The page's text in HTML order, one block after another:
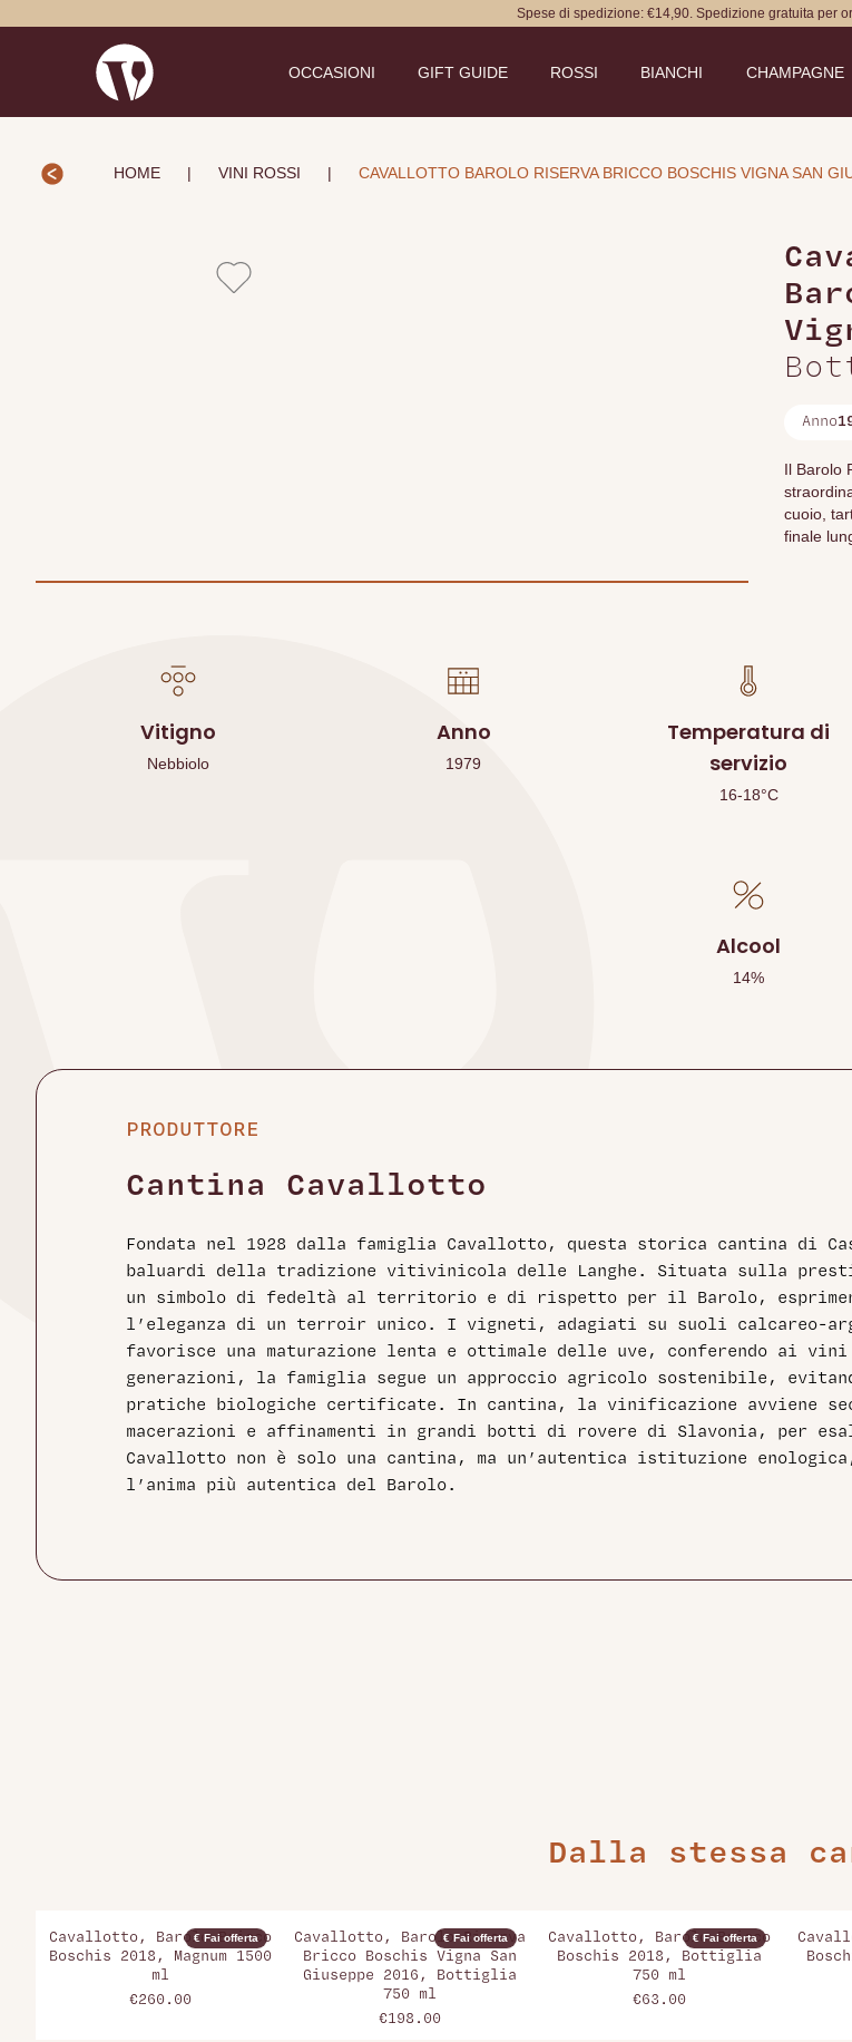
Spese di spedizione: €14,90. Spedizione gratuita per
OCCASIONI GIFT GUIDE ROSSI BIANCHI CHAMPAGNE
HOME | VINI ROSSI | CAVALLOTTO BAROLO RISERVA BRICCO BOSCHIS VIGNA SAN
Anno
Il Barolo
cuoio,
finale
Vitigno
Nebbiolo
Anno
1979
Temperatura di
servizio
16-18°C
Alcool
14%
PRODUTTORE
Cantina Cavallotto
Fondata nel 1928 dalla famiglia Cavallotto, questa storica cantina di
baluardi della tradizione vitivinicola delle Langhe. Situata sulla
un simbolo di fedeltà al territorio e di rispetto per il Barolo,
l’eleganza di un terroir unico. I vigneti, adagiati su suoli calcareo-
favorisce una maturazione lenta e ottimale delle uve, conferendo ai
generazioni, la famiglia segue un approccio agricolo sostenibile,
pratiche biologiche certificate. In cantina, la vinificazione avviene
macerazioni e affinamenti in grandi botti di rovere di Slavonia, per
Cavallotto non è solo una cantina, ma un’autentica istituzione
l’anima più autentica del Barolo.
Dalla stessa
€ Fai offerta
Cavallotto, Barolo Bricco
Boschis 2018, Magnum 1500
ml
€260.00
€ Fai offerta
Cavallotto, Barolo Riserva
Bricco Boschis Vigna San
Giuseppe 2016, Bottiglia
750 ml
€198.00
€ Fai offerta
Cavallotto, Barolo Bricco
Boschis 2018, Bottiglia
750 ml
€63.00